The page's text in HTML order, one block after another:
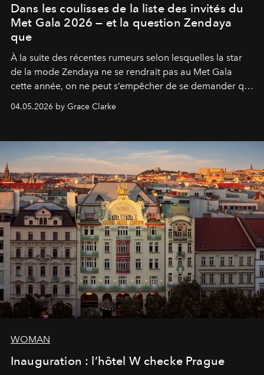
Dans les coulisses de la liste des invités du
Met Gala 2026 — et la question Zendaya
que
À la suite des récentes rumeurs selon lesquelles la star
de la mode Zendaya ne se rendrait pas au Met Gala
cette année, on ne peut s’empêcher de se demander qui
04.05.2026 by Grace Clarke
WOMAN
Inauguration : l’hôtel W checke Prague